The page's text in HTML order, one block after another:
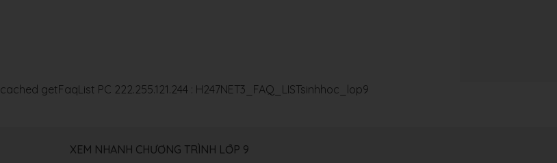
cached getFaqList PC 222.255.121.244 : H247NET3_FAQ_LISTsinhhoc_lop9
XEM NHANH CHƯƠNG TRÌNH LỚP 9